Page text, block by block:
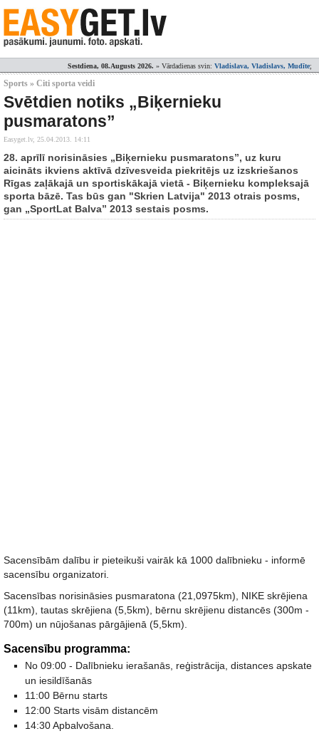
Sestdiena, 08.Augusts 2026. » Vārdadienas svin: Vladislava, Vladislavs, Mudīte;
Sports » Citi sporta veidi
Svētdien notiks „Biķernieku
pusmaratons”
Easyget.lv, 25.04.2013. 14:11
28. aprīlī norisināsies „Biķernieku pusmaratons”, uz kuru
aicināts ikviens aktīvā dzīvesveida piekritējs uz izskriešanos
Rīgas zaļākajā un sportiskākajā vietā - Biķernieku kompleksajā
sporta bāzē. Tas būs gan "Skrien Latvija" 2013 otrais posms,
gan „SportLat Balva” 2013 sestais posms.
Sacensībām dalību ir pieteikuši vairāk kā 1000 dalībnieku - informē
sacensību organizatori.
Sacensības norisināsies pusmaratona (21,0975km), NIKE skrējiena
(11km), tautas skrējiena (5,5km), bērnu skrējienu distancēs (300m -
700m) un nūjošanas pārgājienā (5,5km).
Sacensību programma:
No 09:00 - Dalībnieku ierašanās, reģistrācija, distances apskate
un iesildīšanās
11:00 Bērnu starts
12:00 Starts visām distancēm
14:30 Apbalvošana.